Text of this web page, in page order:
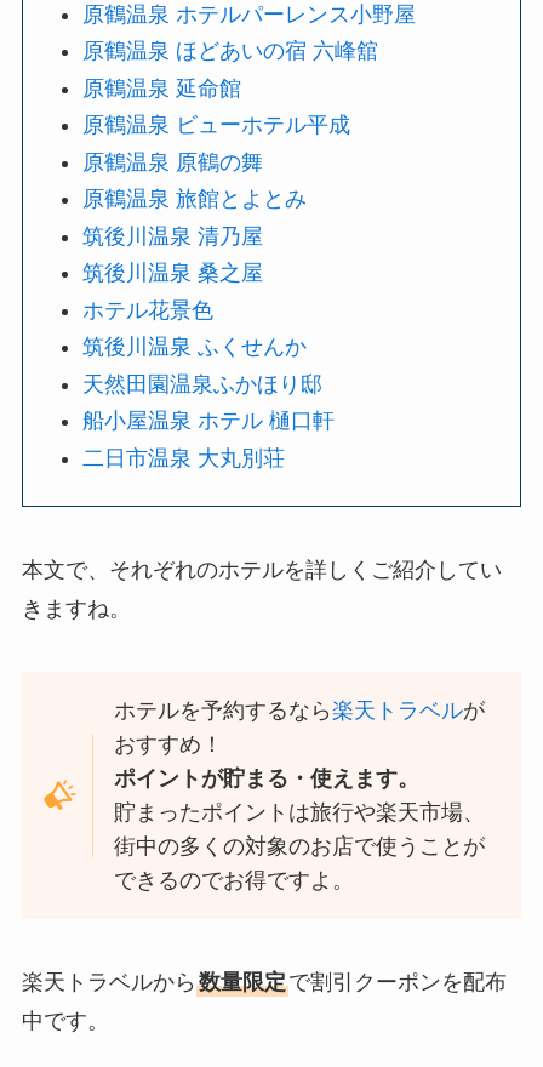
原鶴温泉 ホテルパーレンス小野屋
原鶴温泉 ほどあいの宿 六峰舘
原鶴温泉 延命館
原鶴温泉 ビューホテル平成
原鶴温泉 原鶴の舞
原鶴温泉 旅館とよとみ
筑後川温泉 清乃屋
筑後川温泉 桑之屋
ホテル花景色
筑後川温泉 ふくせんか
天然田園温泉ふかほり邸
船小屋温泉 ホテル 樋口軒
二日市温泉 大丸別荘
本文で、それぞれのホテルを詳しくご紹介してい
きますね。
ホテルを予約するなら楽天トラベルが
おすすめ！
ポイントが貯まる・使えます。
貯まったポイントは旅行や楽天市場、
街中の多くの対象のお店で使うことが
できるのでお得ですよ。
楽天トラベルから 数量限定で割引クーポンを配布
中です。